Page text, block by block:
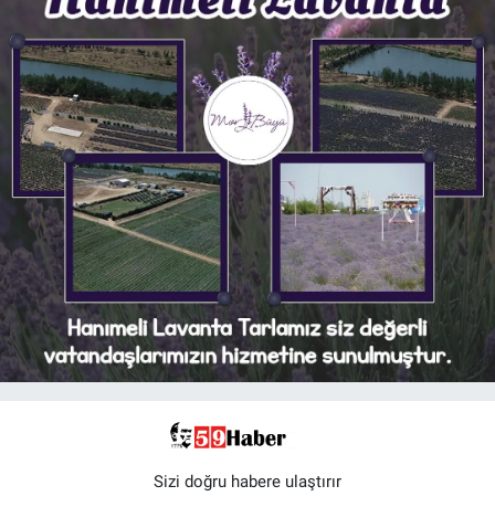
Sizi doğru habere ulaştırır